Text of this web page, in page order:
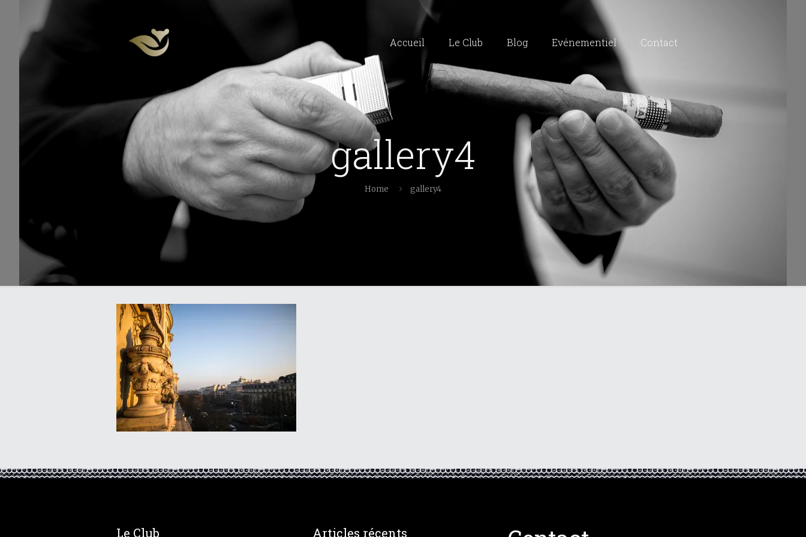
Accueil Le Club Blog Evénementiel Contact
gallery4
Home gallery4
Le Club Articles récents